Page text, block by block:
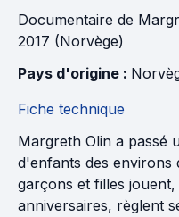
Documentaire de
2017 (Norvège)
Pays d'origine :
Fiche technique
Margreth Olin a passé
d'enfants des environs
garçons et filles
anniversaires, règlent